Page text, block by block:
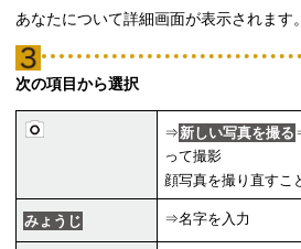
あなたについて詳細画面が表示されます。
次の項目から選択
⇒ 新しい写真を撮る
って撮影
顔写真を撮り直すこ
みょうじ ⇒名字を入力